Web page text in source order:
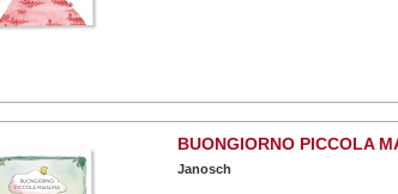
BUONGIORNO PICCOLA
Janosch